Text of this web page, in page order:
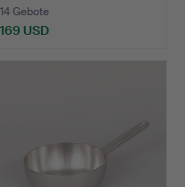
14 Gebote
169 USD